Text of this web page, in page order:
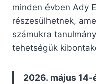
minden évben Ady
részesülhetnek,
számukra
tehetségük
2026. május 14-